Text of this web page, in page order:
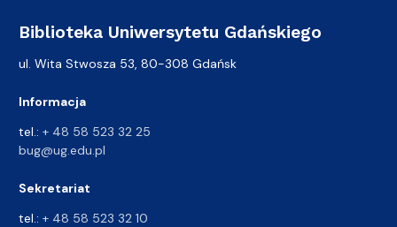
Biblioteka Uniwersytetu Gdańskiego
ul. Wita Stwosza 53, 80-308 Gdańsk
Informacja
tel.: + 48 58 523 32 25
bug@ug.edu.pl
Sekretariat
tel.: + 48 58 523 32 10